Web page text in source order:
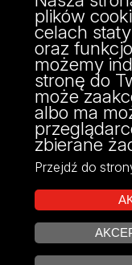
ul. Franciszkańska
91-431, Łódź
tel. 42 665 54 82
OSA@uni.lodz.pl
Projekt Multiportalu UŁ
plików
celach
oraz
możemy
stronę do
może
albo ma
zbierane
Przejdź do